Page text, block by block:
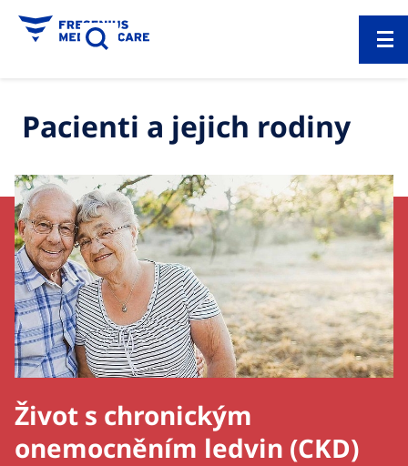
Pacienti a jejich rodiny
Život s chronickým
onemocněním ledvin (CKD)